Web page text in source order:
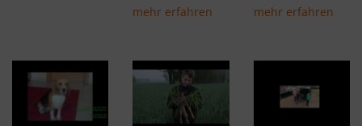
mehr erfahren
mehr erfahren